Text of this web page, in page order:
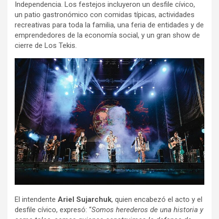
Independencia. Los festejos incluyeron un desfile cívico,
un patio gastronómico con comidas típicas, actividades
recreativas para toda la familia, una feria de entidades y de
emprendedores de la economía social, y un gran show de
cierre de Los Tekis.
El intendente Ariel Sujarchuk, quien encabezó el acto y el
desfile cívico, expresó: “Somos herederos de una historia y